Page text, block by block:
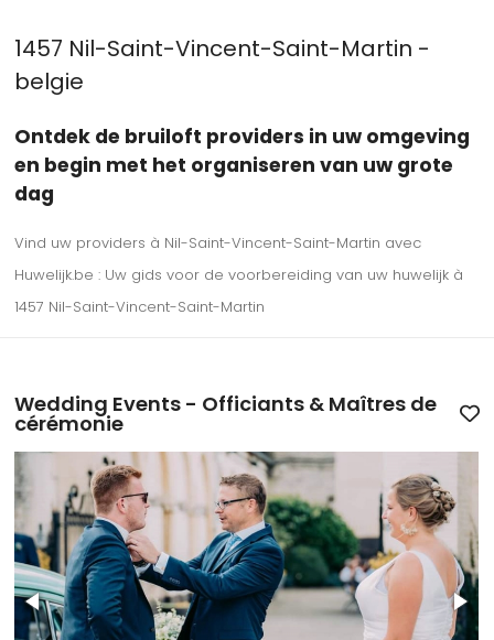
1457 Nil-Saint-Vincent-Saint-Martin -
belgie
Ontdek de bruiloft providers in uw omgeving
en begin met het organiseren van uw grote
dag
Vind uw providers à Nil-Saint-Vincent-Saint-Martin avec
Huwelijk.be : Uw gids voor de voorbereiding van uw huwelijk à
1457 Nil-Saint-Vincent-Saint-Martin
Wedding Events - Officiants & Maîtres de
cérémonie